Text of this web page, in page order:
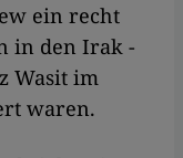
ein recht
in den Irak -
Wasit im
waren.